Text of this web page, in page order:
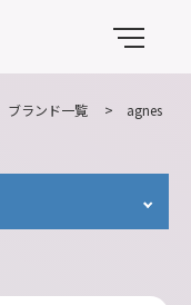
ブランド一覧 > agnes